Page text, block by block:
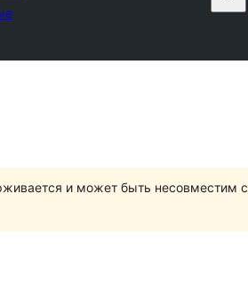
и может быть несовместим с